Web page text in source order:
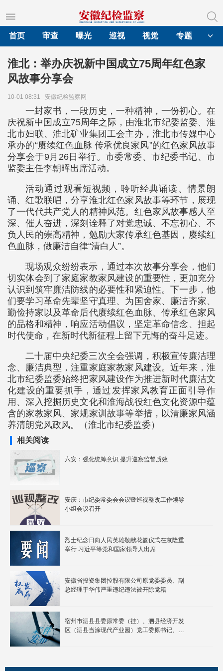
首页
审查 曝光 巡视 视觉 专题
淮北：举办庆祝新中国成立75周年红色家
风故事分享会
10-01 08:31 安徽纪检监察网
一封家书，一段历史，一种精神，一份初心。在
庆祝新中国成立75周年之际，由淮北市纪委监委、淮
北市妇联、淮北矿业集团工会主办，淮北市传媒中心
承办的“赓续红色血脉 传承优良家风”的红色家风故事
分享会于9月26日举行。市委常委、市纪委书记、市
监委主任李朝晖出席活动。
活动通过观看短视频，聆听经典诵读、情景朗
诵、红歌联唱，分享淮北红色家风故事等环节，展现
了一代代共产党人的精神风范。红色家风故事感人至
深、催人奋进，深刻诠释了对党忠诚、不忘初心、不
负人民的崇高精神，勉励大家传承红色基因，赓续红
色血脉，做廉洁自律“清白人”。
现场观众纷纷表示，通过本次故事分享会，他们
切实体会到了家庭家教家风建设的重要性，更加充分
认识到筑牢廉洁防线的必要性和紧迫性。下一步，他
们要学习革命先辈坚守真理、为国舍家、廉洁齐家、
勤俭持家以及革命后代赓续红色血脉、传承红色家风
的品格和精神，响应活动倡议，坚定革命信念、担起
时代使命，在新时代新征程上留下无悔的奋斗足迹。
二十届中央纪委三次全会强调，积极宣传廉洁理
念、廉洁典型，注重家庭家教家风建设。近年来，淮
北市纪委监委始终把家风建设作为推进新时代廉洁文
化建设的重要抓手，通过发挥家风教育正面引导作
用、深入挖掘历史文化和淮海战役红色文化资源中蕴
含的家教家风、家规家训故事等举措，以清廉家风涵
养清朗党风政风。（淮北市纪委监委）
相关阅读
六安：强化统筹意识 提升巡察监督质效
安庆：市纪委常委会会议暨巡视整改工作领导
小组会议召开
烈士纪念日向人民英雄敬献花篮仪式在京隆重
举行 习近平等党和国家领导人出席
安徽省投资集团控股有限公司原党委委员、副
总经理于华伟严重违纪违法被开除党籍
​宿州市泗县县委原常委（挂）、泗县经济开发
区（泗县当涂现代产业园）党工委原书记、管